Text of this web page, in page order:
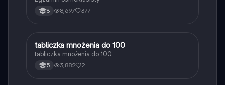
8 8,697 377
TMatematyka
tabliczka mnożenia do 100
tabliczka mnożenia do 100
5 3,882 2